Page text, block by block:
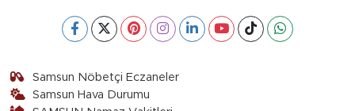
Samsun Nöbetçi Eczaneler
Samsun Hava Durumu